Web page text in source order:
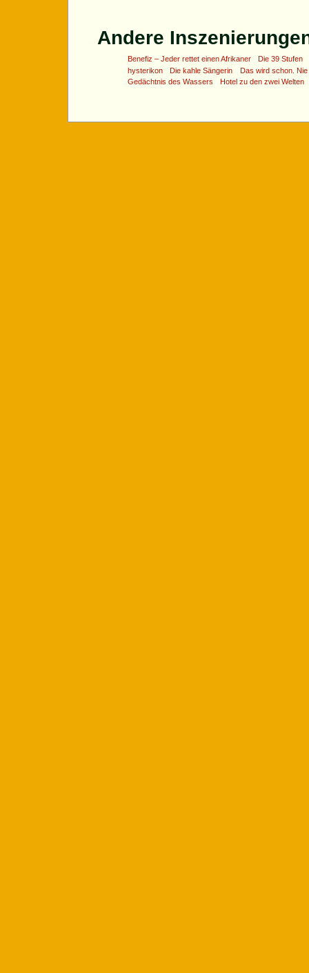
Andere
Benefiz – Jeder rettet einen Afrikaner
Die 39 Stufen
hysterikon
Die kahle Sängerin
Das wird schon.
Gedächtnis des Wassers
Hotel zu den zwei Welten